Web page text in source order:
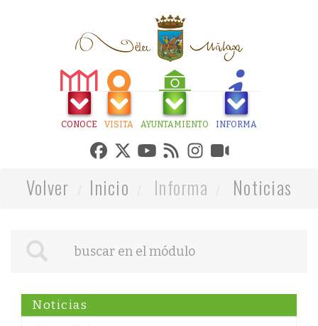
CONOCE VISITA AYUNTAMIENTO INFORMA
Volver Inicio Informa Noticias
Noticias